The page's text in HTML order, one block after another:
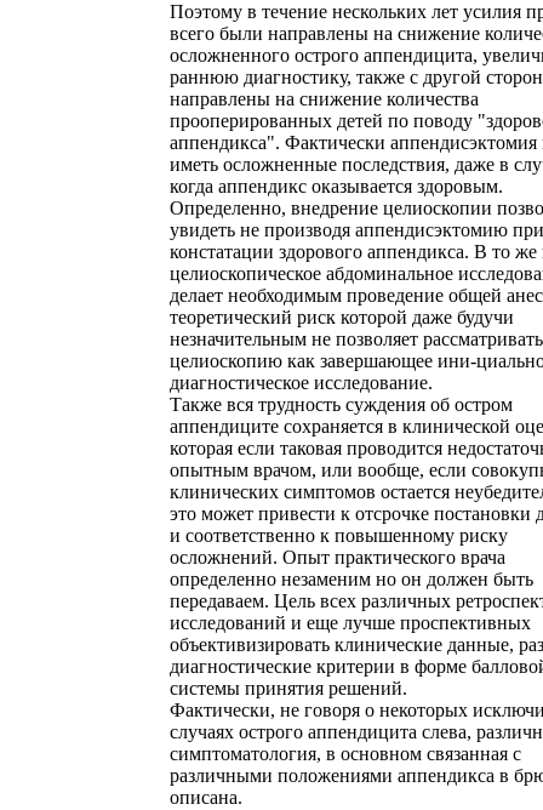
Поэтому в течение нескольких лет усилия
всего были направлены на снижение
осложненного острого аппендицита,
раннюю диагностику, также с другой
направлены на снижение количества
прооперированных детей по поводу
аппендикса". Фактически
иметь осложненные последствия, даже в
когда аппендикс оказывается здоровым.
Определенно, внедрение целиоскопии
увидеть не производя аппендисэктомию при
констатации здорового аппендикса. В то же
целиоскопическое абдоминальное
делает необходимым проведение общей
теоретический риск которой даже будучи
незначительным не позволяет рассматривать
целиоскопию как завершающее ини-
диагностическое исследование.
Также вся трудность суждения об остром
аппендиците сохраняется в клинической
которая если таковая проводится
опытным врачом, или вообще, если
клинических симптомов остается
это может привести к отсрочке постановки
и соответственно к повышенному риску
осложнений. Опыт практического врача
определенно незаменим но он должен быть
передаваем. Цель всех различных
исследований и еще лучше проспективных
объективизировать клинические данные,
диагностические критерии в форме
системы принятия решений.
Фактически, не говоря о некоторых
случаях острого аппендицита слева,
симптоматология, в основном связанная с
различными положениями аппендикса в
описана.